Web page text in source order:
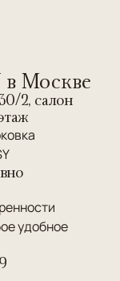
Москве
2, салон
удобное